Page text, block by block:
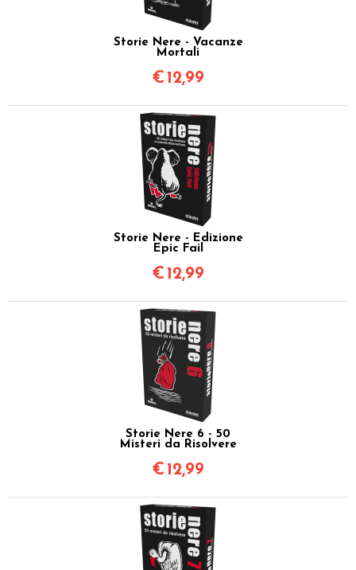
Storie Nere - Vacanze
Mortali
€ 12,99
Storie Nere - Edizione
Epic Fail
€ 12,99
Storie Nere 6 - 50
Misteri da Risolvere
€ 12,99